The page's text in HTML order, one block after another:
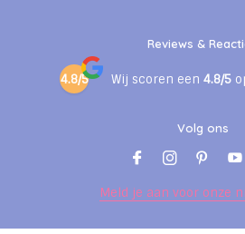
Reviews &
4.8/5 Wij scoren een 4.8/5
Volg ons
Meld je aan voor onze